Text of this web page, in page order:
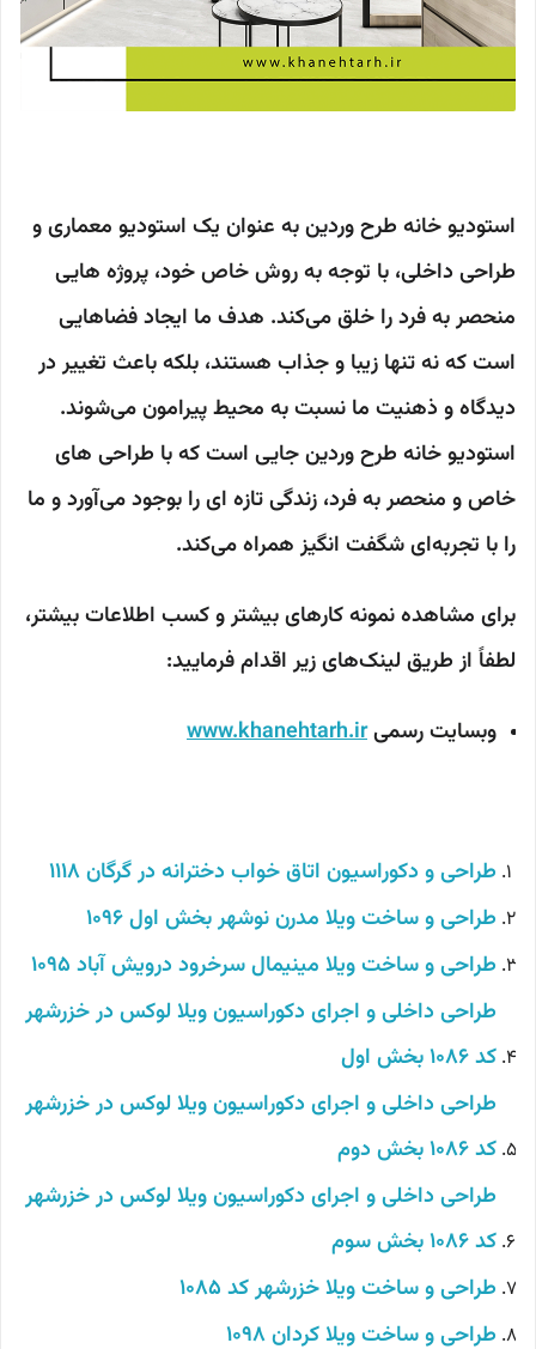
استودیو خانه طرح وردین به عنوان یک استودیو معماری و
طراحی داخلی، با توجه به روش خاص خود، پروژه هایی
منحصر به فرد را خلق می‌کند. هدف ما ایجاد فضاهایی
است که نه تنها زیبا و جذاب هستند، بلکه باعث تغییر در
دیدگاه و ذهنیت ما نسبت به محیط پیرامون می‌شوند.
استودیو خانه طرح وردین جایی است که با طراحی های
خاص و منحصر به فرد، زندگی تازه ای را بوجود می‌آورد و ما
را با تجربه‌ای شگفت انگیز همراه می‌کند.
برای مشاهده نمونه کارهای بیشتر و کسب اطلاعات بیشتر،
لطفاً از طریق لینک‌های زیر اقدام فرمایید:
وبسایت رسمیwww.khanehtarh.ir
طراحی و دکوراسیون اتاق خواب دخترانه در گرگان 1118
طراحی و ساخت ویلا مدرن نوشهر بخش اول 1096
طراحی و ساخت ویلا مینیمال سرخرود درویش آباد 1095
طراحی داخلی و اجرای دکوراسیون ویلا لوکس در خزرشهر
کد 1086 بخش اول
طراحی داخلی و اجرای دکوراسیون ویلا لوکس در خزرشهر
کد 1086 بخش دوم
طراحی داخلی و اجرای دکوراسیون ویلا لوکس در خزرشهر
کد 1086 بخش سوم
طراحی و ساخت ویلا خزرشهر کد 1085
طراحی و ساخت ویلا کردان 1098